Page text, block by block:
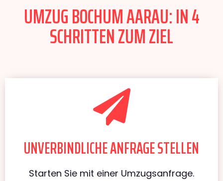
UMZUG BOCHUM AARAU: IN 4
SCHRITTEN ZUM ZIEL
UNVERBINDLICHE ANFRAGE STELLEN
Starten Sie mit einer Umzugsanfrage.